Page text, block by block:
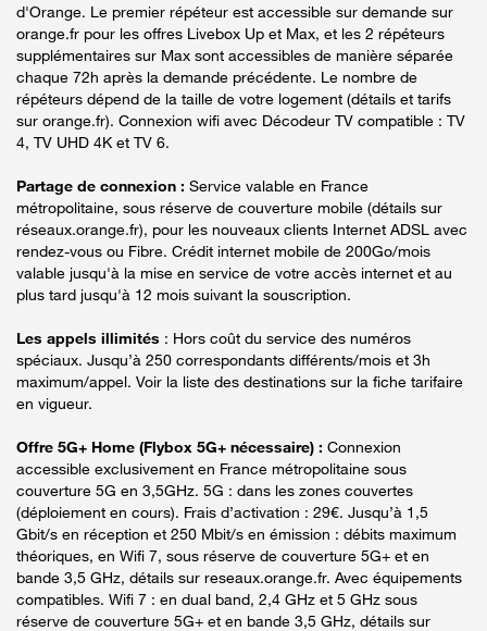
d'Orange. Le premier répéteur est accessible sur demande sur
orange.fr pour les offres Livebox Up et Max, et les 2 répéteurs
supplémentaires sur Max sont accessibles de manière séparée
chaque 72h après la demande précédente. Le nombre de
répéteurs dépend de la taille de votre logement (détails et tarifs
sur orange.fr). Connexion wifi avec Décodeur TV compatible : TV
4, TV UHD 4K et TV 6.
Partage de connexion : Service valable en France
métropolitaine, sous réserve de couverture mobile (détails sur
réseaux.orange.fr), pour les nouveaux clients Internet ADSL avec
rendez-vous ou Fibre. Crédit internet mobile de 200Go/mois
valable jusqu'à la mise en service de votre accès internet et au
plus tard jusqu'à 12 mois suivant la souscription.
Les appels illimités : Hors coût du service des numéros
spéciaux. Jusqu’à 250 correspondants différents/mois et 3h
maximum/appel. Voir la liste des destinations sur la fiche tarifaire
en vigueur.
Offre 5G+ Home (Flybox 5G+ nécessaire) : Connexion
accessible exclusivement en France métropolitaine sous
couverture 5G en 3,5GHz. 5G : dans les zones couvertes
(déploiement en cours). Frais d’activation : 29€. Jusqu’à 1,5
Gbit/s en réception et 250 Mbit/s en émission : débits maximum
théoriques, en Wifi 7, sous réserve de couverture 5G+ et en
bande 3,5 GHz, détails sur reseaux.orange.fr. Avec équipements
compatibles. Wifi 7 : en dual band, 2,4 GHz et 5 GHz sous
réserve de couverture 5G+ et en bande 3,5 GHz, détails sur